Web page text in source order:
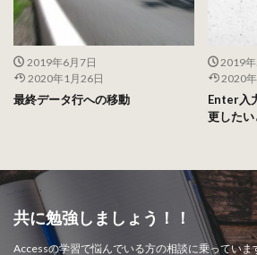
2019年6月7日
2020年1月26日
最終データ行への移動
2019
2020
Enter入
更したい
共に勉強しましょう！！
Accessの学習で悩んでいる方の相談に乗っていま